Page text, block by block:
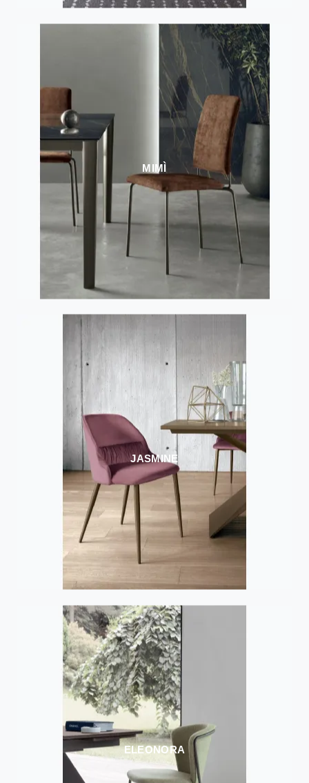
MIMÌ
JASMINE
ELEONORA